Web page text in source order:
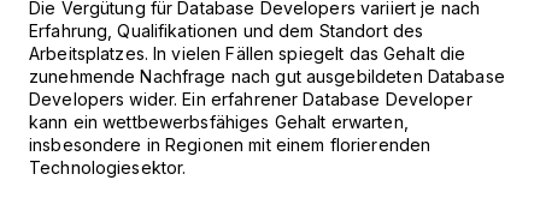
Die Vergütung für Database Developers variiert je nach
Erfahrung, Qualifikationen und dem Standort des
Arbeitsplatzes. In vielen Fällen spiegelt das Gehalt die
zunehmende Nachfrage nach gut ausgebildeten Database
Developers wider. Ein erfahrener Database Developer
kann ein wettbewerbsfähiges Gehalt erwarten,
insbesondere in Regionen mit einem florierenden
Technologiesektor.